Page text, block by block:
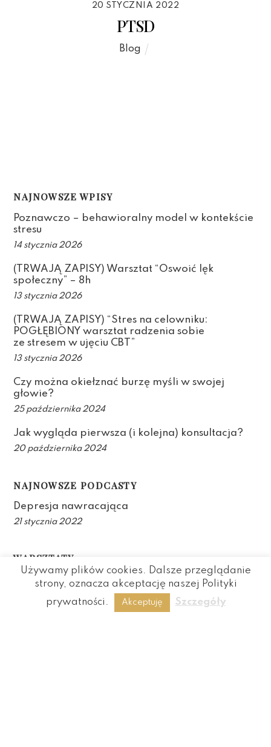
20 STYCZNIA 2022
PTSD
Blog
NAJNOWSZE WPISY
Poznawczo – behawioralny model w kontekście
stresu
14 stycznia 2026
(TRWAJĄ ZAPISY) Warsztat “Oswoić lęk
społeczny” – 8h
13 stycznia 2026
(TRWAJĄ ZAPISY) “Stres na celowniku:
POGŁĘBIONY warsztat radzenia sobie
ze stresem w ujęciu CBT”
13 stycznia 2026
Czy można okiełznać burzę myśli w swojej
głowie?
25 października 2024
Jak wygląda pierwsza (i kolejna) konsultacja?
20 października 2024
NAJNOWSZE PODCASTY
Depresja nawracająca
21 stycznia 2022
WARSZTATY
(TRWAJĄ ZAPISY) Warsztat “Oswoić lęk
społeczny” – 8h
(TRWAJĄ ZAPISY) “Stres na celowniku:
Używamy plików cookies. Dalsze przeglądanie
strony, oznacza akceptację naszej Polityki
prywatności.
Akceptuję Szczegóły